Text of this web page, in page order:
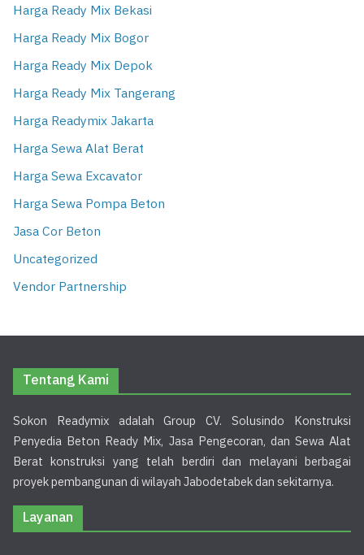
Harga Ready Mix Bekasi
Harga Ready Mix Bogor
Harga Ready Mix Depok
Harga Ready Mix Tangerang
Harga Readymix Jakarta
Harga Sewa Alat Berat
Harga Sewa Excavator
Harga Sewa Pompa Beton
Jasa Cor Beton
Uncategorized
Vendor Partnership
Tentang Kami
Sokon Readymix adalah Group CV. Solusindo Konstruksi
Penyedia Beton Ready Mix, Jasa Pengecoran, dan Sewa Alat
Berat konstruksi yang telah berdiri dan melayani berbagai
proyek pembangunan di wilayah Jabodetabek dan sekitarnya.
Layanan